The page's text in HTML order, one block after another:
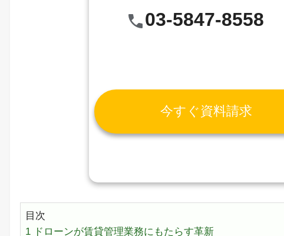
03-5847-8558
今すぐ資料請求
目次
1ドローンが賃貸管理業務にもたらす革新